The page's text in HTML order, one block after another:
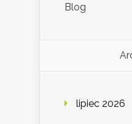
Blog
lipiec 2026